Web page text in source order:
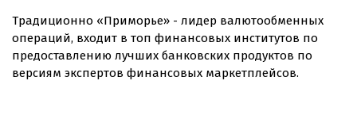
Традиционно «Приморье» - лидер валютообменных
операций, входит в топ финансовых институтов по
предоставлению лучших банковских продуктов по
версиям экспертов финансовых маркетплейсов.